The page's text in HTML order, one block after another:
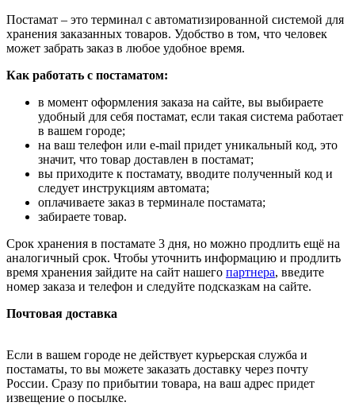
Постамат – это терминал с автоматизированной системой для
хранения заказанных товаров. Удобство в том, что человек
может забрать заказ в любое удобное время.
Как работать с постаматом:
в момент оформления заказа на сайте, вы выбираете
удобный для себя постамат, если такая система работает
в вашем городе;
на ваш телефон или e-mail придет уникальный код, это
значит, что товар доставлен в постамат;
вы приходите к постамату, вводите полученный код и
следует инструкциям автомата;
оплачиваете заказ в терминале постамата;
забираете товар.
Срок хранения в постамате 3 дня, но можно продлить ещё на
аналогичный срок. Чтобы уточнить информацию и продлить
время хранения зайдите на сайт нашего партнера, введите
номер заказа и телефон и следуйте подсказкам на сайте.
Почтовая доставка
Если в вашем городе не действует курьерская служба и
постаматы, то вы можете заказать доставку через почту
России. Сразу по прибытии товара, на ваш адрес придет
извещение о посылке.